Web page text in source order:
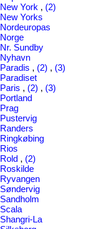
New York , (2)
New Yorks
Nordeuropas
Norge
Nr. Sundby
Nyhavn
Paradis , (2) , (3)
Paradiset
Paris , (2) , (3)
Portland
Prag
Pustervig
Randers
Ringkøbing
Rios
Rold , (2)
Roskilde
Ryvangen
Søndervig
Sandholm
Scala
Shangri-La